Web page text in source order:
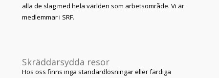
alla de slag med hela världen som arbetsområde. Vi är
medlemmar i SRF.
Skräddarsydda resor
Hos oss finns inga standardlösningar eller färdiga